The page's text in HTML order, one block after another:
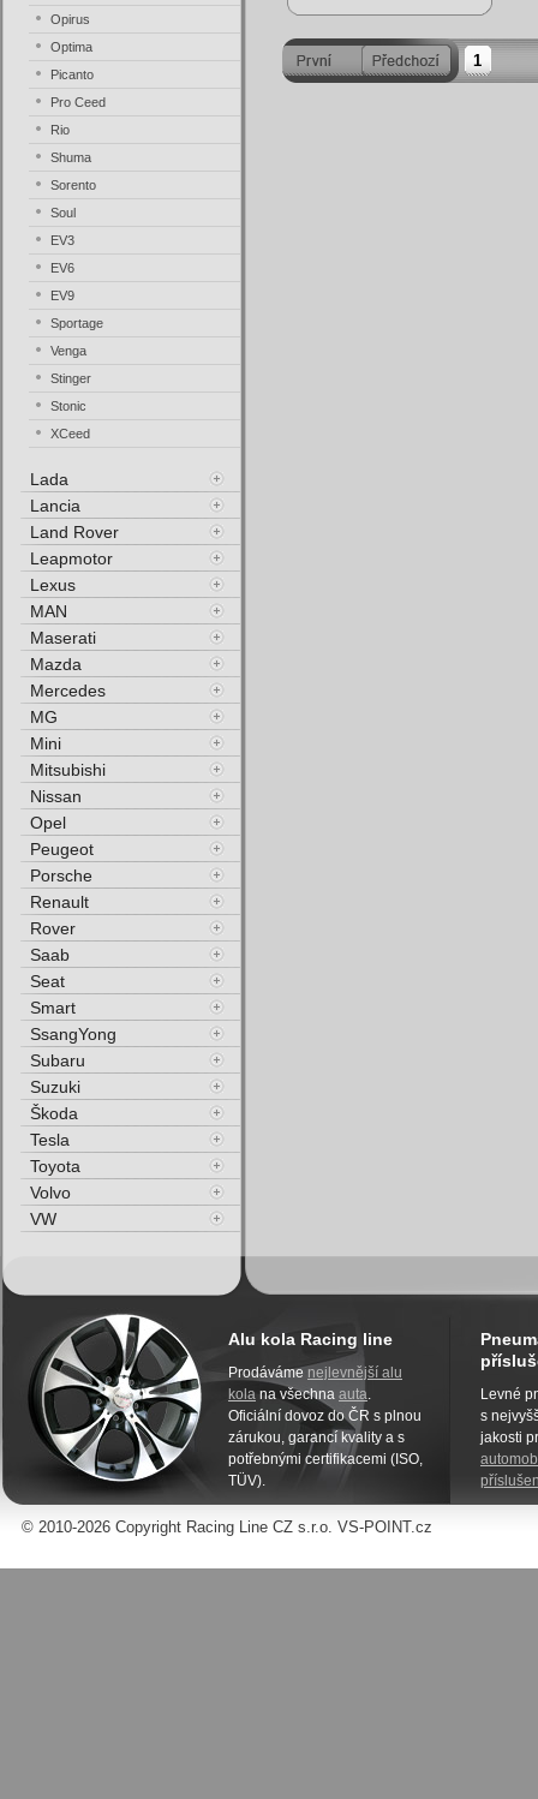
1
Opirus
Optima
Picanto
Pro Ceed
Rio
Shuma
Sorento
Soul
EV3
EV6
EV9
Sportage
Venga
Stinger
Stonic
XCeed
Lada
Lancia
Land Rover
Leapmotor
Lexus
MAN
Maserati
Mazda
Mercedes
MG
Mini
Mitsubishi
Nissan
Opel
Peugeot
Porsche
Renault
Rover
Saab
Seat
Smart
SsangYong
Subaru
Suzuki
Škoda
Tesla
Toyota
Volvo
VW
Alu kola Racing line
Prodáváme nejlevnější alu
kola na všechna auta.
Oficiální dovoz do ČR s plnou
zárukou, garancí kvality a s
potřebnými certifikacemi (ISO,
TÜV).
Levné
s
jakosti
© 2010-2026 Copyright Racing Line CZ s.r.o. VS-POINT.cz